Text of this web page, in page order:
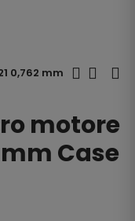
0,762 mm
motore
mm Case